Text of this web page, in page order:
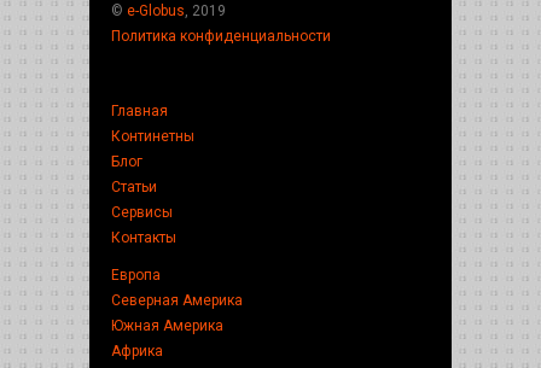
© e-Globus , 2019
Политика конфиденциальности
Главная
Континетны
Блог
Статьи
Сервисы
Контакты
Европа
Северная Америка
Южная Америка
Африка